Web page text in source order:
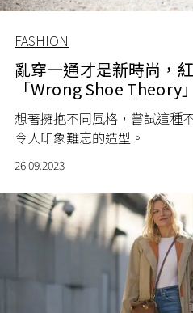
FASHION
亂穿一通才是新時尚，
「Wrong Shoe Theory
想著擁抱不同風格，嘗試這種
令人印象難忘的造型。
26.09.2023